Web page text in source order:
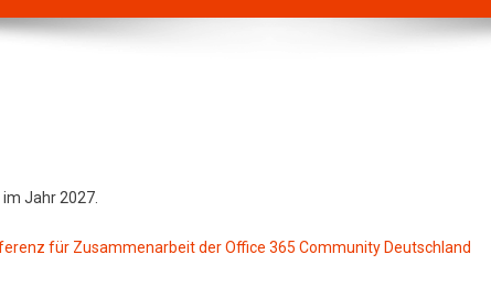
Jahr 2027.
für Zusammenarbeit der Office 365 Community Deutschland